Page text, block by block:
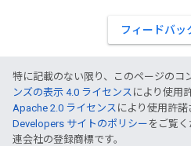
フィードバッ
特に記載のない限り、このページのコ
ンズの表示 4.0 ライセンス により使用
Apache 2.0 ライセンス により使用許諾
Developers サイトのポリシー をご覧
連会社の登録商標です。